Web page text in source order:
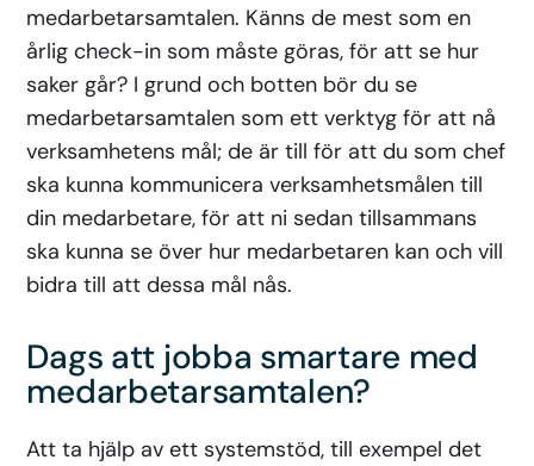
medarbetarsamtalen. Känns de mest som en
årlig check-in som måste göras, för att se hur
saker går? I grund och botten bör du se
medarbetarsamtalen som ett verktyg för att nå
verksamhetens mål; de är till för att du som chef
ska kunna kommunicera verksamhetsmålen till
din medarbetare, för att ni sedan tillsammans
ska kunna se över hur medarbetaren kan och vill
bidra till att dessa mål nås.
Dags att jobba smartare med
medarbetarsamtalen?
Att ta hjälp av ett systemstöd, till exempel det